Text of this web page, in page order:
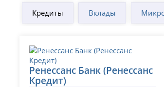
Кредиты Вклады
Ренессанс Банк (Ренессанс
Кредит)